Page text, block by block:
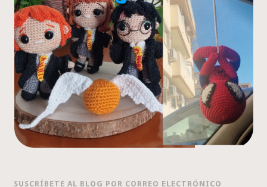
SUSCRÍBETE AL BLOG POR CORREO ELECTRÓNICO